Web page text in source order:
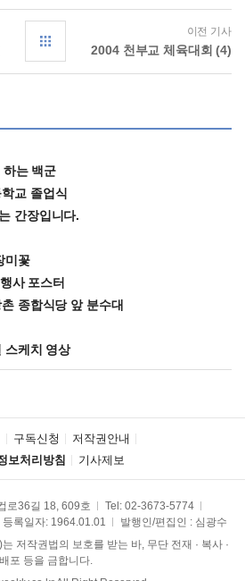
이전 기사
2004 천부교 체육대회 (4)
는 백군
교 졸업식
간장입니다.
미꽃
사 포스터
종합식당 앞 분수대
스케치 영상
구독신청
저작권안내
보처리방침
기사제보
로36길 18, 609호 Tel: 02-3673-5774
등록일자: 1964.01.01
발행인/편집인 : 심광수
저작권법의 보호를 받는 바, 무단 전재 · 복사 ·
배포 등을 금합니다.